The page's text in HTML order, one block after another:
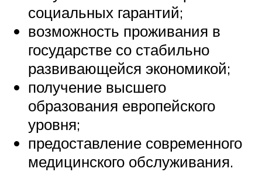
социальных гарантий;
возможность проживания в
государстве со стабильно
развивающейся экономикой;
получение высшего
образования европейского
уровня;
предоставление современного
медицинского обслуживания.